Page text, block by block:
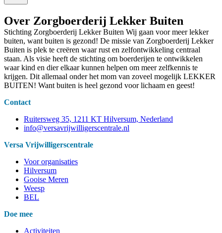
Over Zorgboerderij Lekker Buiten
Stichting Zorgboerderij Lekker Buiten Wij gaan voor meer lekker
buiten, want buiten is gezond! De missie van Zorgboerderij Lekker
Buiten is plek te creëren waar rust en zelfontwikkeling centraal
staan. Als visie heeft de stichting om boerderijen te ontwikkelen
waar kind en dier elkaar kunnen helpen om meer zelfkennis te
krijgen. Dit allemaal onder het mom van zoveel mogelijk LEKKER
BUITEN! Want buiten is heel gezond voor lichaam en geest!
Contact
Ruitersweg 35, 1211 KT Hilversum, Nederland
info@versavrijwilligerscentrale.nl
Versa Vrijwilligerscentrale
Voor organisaties
Hilversum
Gooise Meren
Weesp
BEL
Doe mee
Activiteiten